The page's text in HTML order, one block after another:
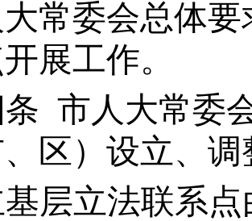
常委会总体要
展工作。
条 市人大常委
区） 设立、调
层立法联系点